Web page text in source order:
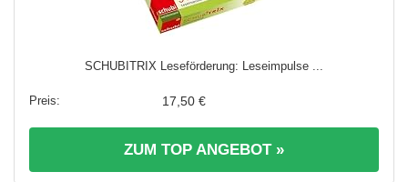
SCHUBITRIX Leseförderung: Leseimpulse ...
17,50 €
ZUM TOP ANGEBOT »